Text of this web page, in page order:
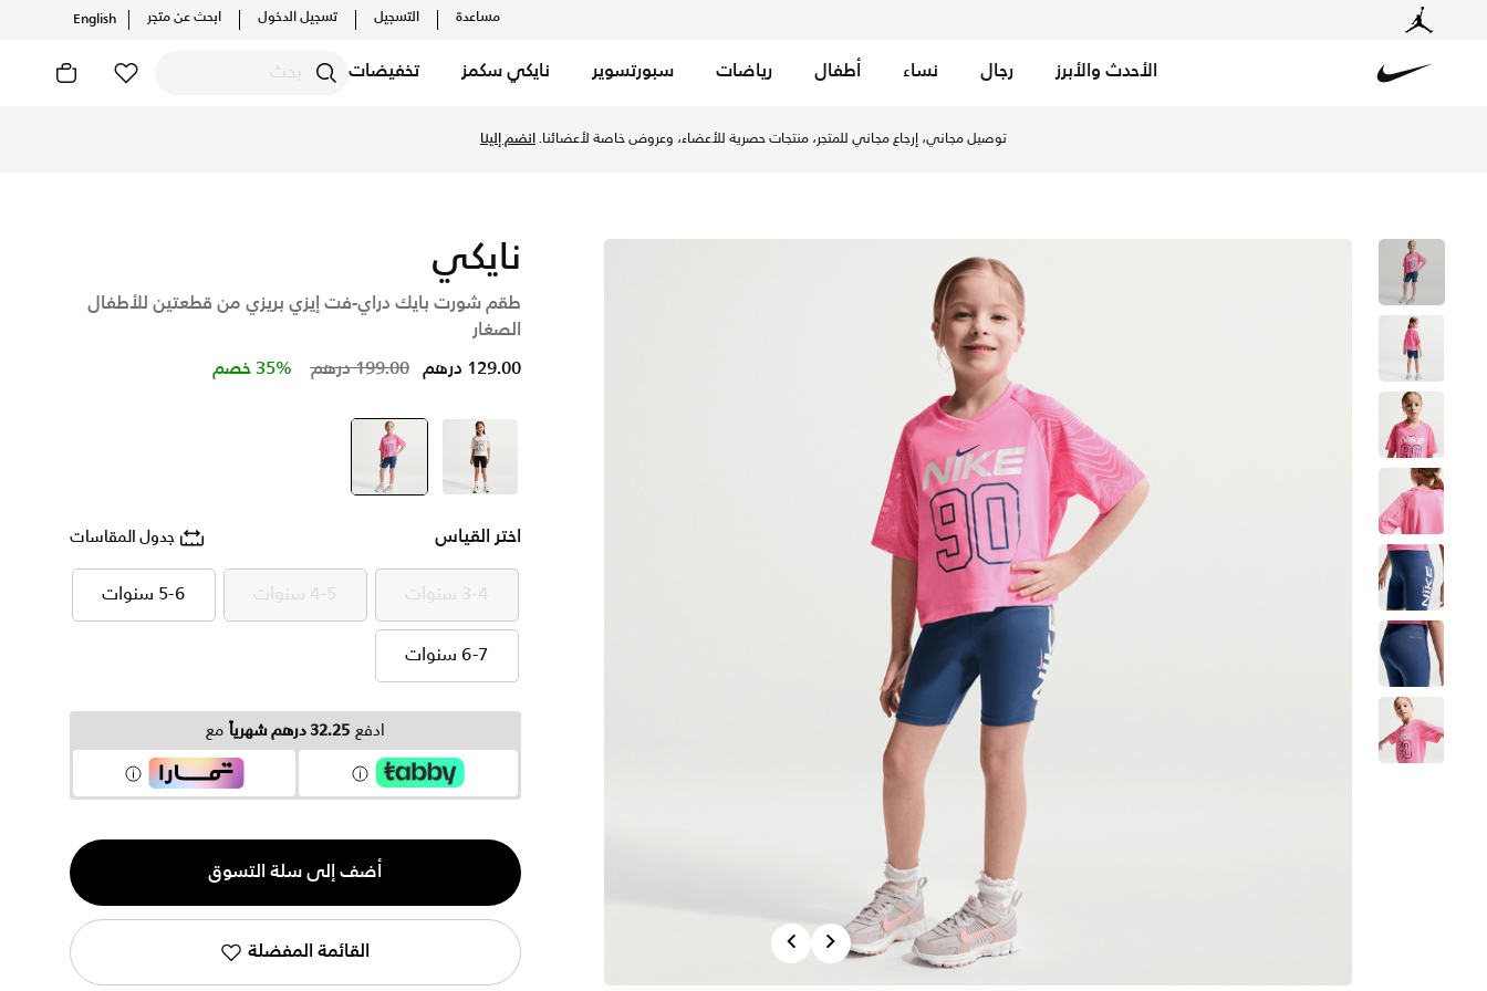
مساعدة التسجيل تسجيل الدخول ابحث عن متجر English
الأحدث والأبرز رجال نساء أطفال رياضات سبورتسوير نايكي سكمز تخفيضات
توصيل مجاني، إرجاع مجاني للمتجر، منتجات حصرية للأعضاء، وعروض خاصة لأعضائنا.انضم إلينا
PreviousNext
نايكي
طقم شورت بايك دراي-فت إيزي بريزي من قطعتين للأطفال
الصغار
Price reduced from
199.00 درهم to 129.00 درهم 35% خصم
أسود selected
أزرق
اختر القياس جدول المقاسات
3-4 سنوات 3-4 سنوات 4-5 سنوات 4-5 سنوات 5-6 سنوات 5-6 سنوات
6-7 سنوات 6-7 سنوات
ادفع 32.25 درهم شهرياً مع
الكمية
1
أضف إلى سلة التسوق
القائمة المفضلة